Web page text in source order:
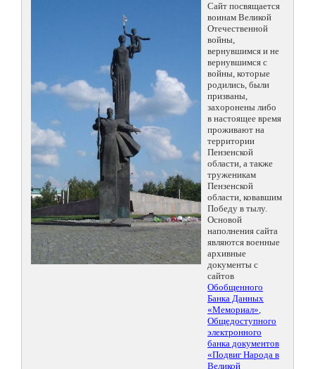
Сайт посвящается
воинам Великой
Отечественной
войны,
вернувшимся и не
вернувшимся с
войны, которые
родились, были
призваны,
захоронены либо
в настоящее время
проживают на
территории
Пензенской
области, а также
труженикам
Пензенской
области, ковавшим
Победу в тылу.
Основой
наполнения сайта
являются военные
архивные
документы с
сайтов
Обобщенного
Банка Данных
«Мемориал»,
Общедоступного
электронного
банка документов
«Подвиг Народа в
Великой